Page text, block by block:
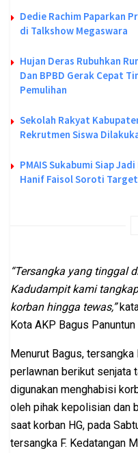
Dedie Rachim Paparkan
di Talkshow Megaswara
Hujan Deras Rubuhkan
Dan BPBD Gerak Cepat
Pemulihan
Sekolah Rakyat
Rekrutmen Siswa
PMAIS Sukabumi Siap
Hanif Faisol Soroti Target
“Tersangka yang tinggal
Kadudampit kami
korban hingga tewas,”
Kota AKP Bagus
Menurut Bagus,
perlawnan berikut senjata
digunakan menghabisi
oleh pihak kepolisian dan
saat korban HG, pada
tersangka F. Kedatangan